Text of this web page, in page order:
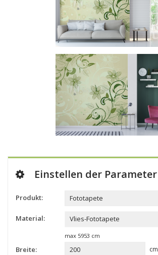
Einstellen der Parameter
Produkt: Fototapete
Material: Vlies-Fototapete
max 5953 cm
Breite: cm